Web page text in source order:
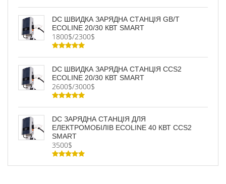
DC ШВИДКА ЗАРЯДНА СТАНЦІЯ GB/T
ECOLINE 20/30 КВТ SMART
1800$/2300$
DC ШВИДКА ЗАРЯДНА СТАНЦІЯ CCS2
ECOLINE 20/30 КВТ SMART
2600$/3000$
DC ЗАРЯДНА СТАНЦІЯ ДЛЯ
ЕЛЕКТРОМОБІЛІВ ECOLINE 40 КВТ CCS2
SMART
3500$